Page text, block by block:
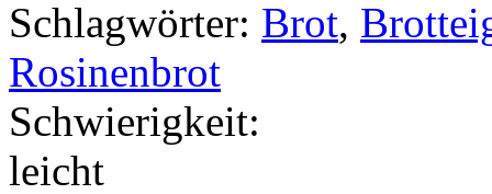
Schlagwörter: Brot,
Rosinenbrot
Schwierigkeit:
leicht